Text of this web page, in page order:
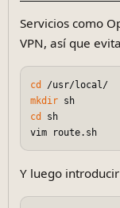
Servicios como
VPN, así que
cd
mkdir
cd
sh
Y luego